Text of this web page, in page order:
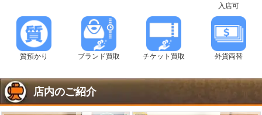
入店可
質預かり ブランド買取 チケット買取 外貨両替
店内のご紹介